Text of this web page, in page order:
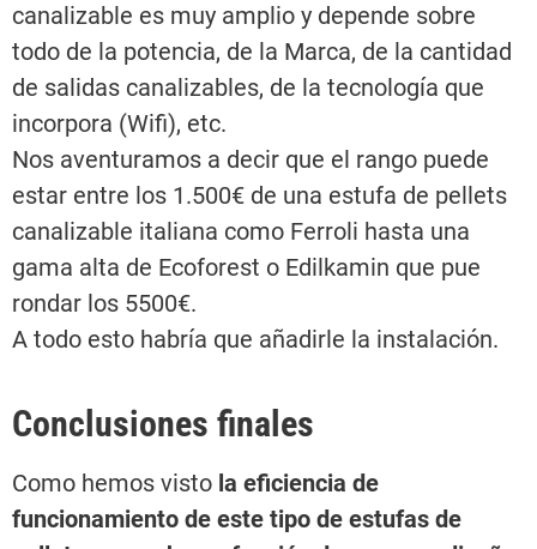
canalizable es muy amplio y depende sobre
todo de la potencia, de la Marca, de la cantidad
de salidas canalizables, de la tecnología que
incorpora (Wifi), etc.
Nos aventuramos a decir que el rango puede
estar entre los 1.500€ de una estufa de pellets
canalizable italiana como Ferroli hasta una
gama alta de Ecoforest o Edilkamin que pue
rondar los 5500€.
A todo esto habría que añadirle la instalación.
Conclusiones finales
Como hemos visto la eficiencia de
funcionamiento de este tipo de estufas de